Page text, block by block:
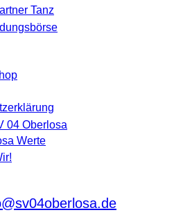
Tanz
04 Oberlosa
Werte